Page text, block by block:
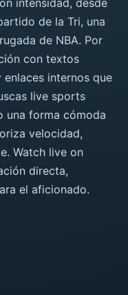
intensidad, desde
de la Tri, una
de NBA. Por
con textos
enlaces internos que
live sports
una forma cómoda
velocidad,
Watch live on
directa,
el aficionado.